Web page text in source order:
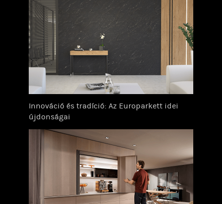
Innováció és tradíció: Az Europarkett idei
újdonságai